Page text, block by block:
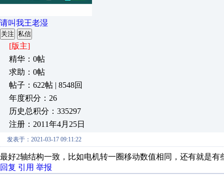
请叫我王老湿
关注 私信
[版主]
精华：0帖
求助：0帖
帖子：622帖 | 8548回
年度积分：26
历史总积分：335297
注册：2011年4月25日
发表于：2021-03-17 09:11:22
最好2轴结构一致，比如电机转一圈移动数值相同，还有就是有
回复 引用 举报